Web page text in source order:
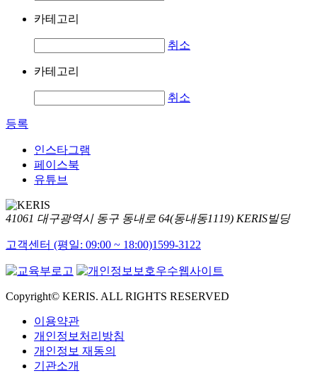
카테고리
취소
카테고리
취소
등록
인스타그램
페이스북
유튜브
41061 대구광역시 동구 동내로 64(동내동1119) KERIS빌딩
고객센터 (평일: 09:00 ~ 18:00)1599-3122
Copyright© KERIS. ALL RIGHTS RESERVED
이용약관
개인정보처리방침
개인정보 재동의
기관소개